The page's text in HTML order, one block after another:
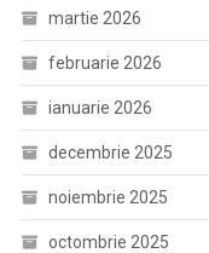
martie 2026
februarie 2026
ianuarie 2026
decembrie 2025
noiembrie 2025
octombrie 2025